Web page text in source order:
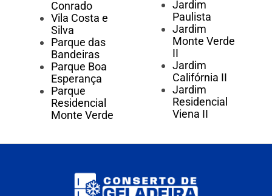
Conrado
Vila Costa e
Silva
Parque das
Bandeiras
Parque Boa
Esperança
Parque
Residencial
Monte Verde
Jardim
Paulista
Jardim
Monte Verde
II
Jardim
Califórnia II
Jardim
Residencial
Viena II